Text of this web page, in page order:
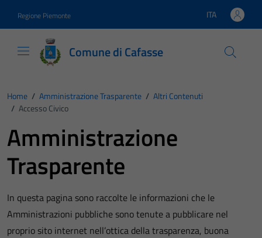
Regione Piemonte Lingua attiva:
ITA
Comune di Cafasse
Home / Amministrazione Trasparente / Altri Contenuti
/ Accesso Civico
Amministrazione
Trasparente
In questa pagina sono raccolte le informazioni che le
Amministrazioni pubbliche sono tenute a pubblicare nel
proprio sito internet nell’ottica della trasparenza, buona